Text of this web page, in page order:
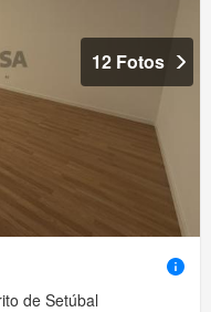
12 Fotos
de Setúbal